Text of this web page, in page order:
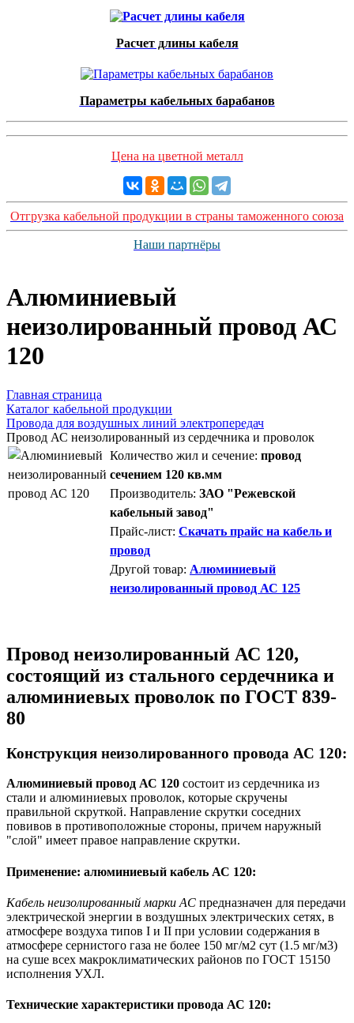
Расчет длины кабеля
Параметры кабельных барабанов
Цена на цветной металл
Отгрузка кабельной продукции в страны таможенного союза
Наши партнёры
Алюминиевый
неизолированный провод АС
120
Главная страница
Каталог кабельной продукции
Провода для воздушных линий электропередач
Провод АС неизолированный из сердечника и проволок
Количество жил и сечение: провод
сечением 120 кв.мм
Производитель: ЗАО "Режевской
кабельный завод"
Прайс-лист: Скачать прайс на кабель и
провод
Другой товар: Алюминиевый
неизолированный провод АС 125
Провод неизолированный АС 120,
состоящий из стального сердечника и
алюминиевых проволок по ГОСТ 839-
80
Конструкция неизолированного провода АС 120:
Алюминиевый провод АС 120 состоит из сердечника из
стали и алюминиевых проволок, которые скручены
правильной скруткой. Направление скрутки соседних
повивов в противоположные стороны, причем наружный
"слой" имеет правое направление скрутки.
Применение: алюминиевый кабель АС 120:
Кабель неизолированный марки АС предназначен для передачи
электрической энергии в воздушных электрических сетях, в
атмосфере воздуха типов I и II при условии содержания в
атмосфере сернистого газа не более 150 мг/м2 сут (1.5 мг/м3)
на суше всех макроклиматических районов по ГОСТ 15150
исполнения УХЛ.
Технические характеристики провода АС 120: